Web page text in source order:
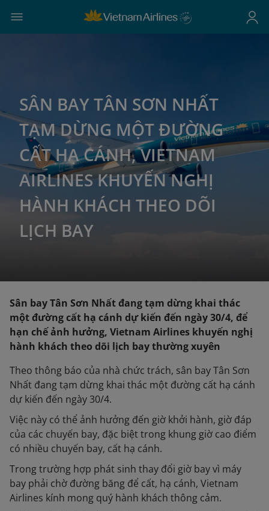
SÂN BAY TÂN SƠN NHẤT
TẠM DỪNG MỘT ĐƯỜNG
CẤT HẠ CÁNH, VIETNAM
AIRLINES KHUYẾN NGHỊ
HÀNH KHÁCH THEO DÕI
LỊCH BAY
Sân bay Tân Sơn Nhất đang tạm dừng khai thác
một đường cất hạ cánh dự kiến đến ngày 30/4, để
hạn chế ảnh hưởng, Vietnam Airlines khuyến nghị
hành khách theo dõi lịch bay thường xuyên
Theo thông báo của nhà chức trách, sân bay Tân Sơn
Nhất đang tạm dừng khai thác một đường cất hạ cánh
dự kiến đến ngày 30/4.
Việc này có thể ảnh hưởng đến giờ khởi hành, giờ đáp
của các chuyến bay, đặc biệt trong khung giờ cao điểm
có nhiều chuyến bay, cất hạ cánh.
Trong trường hợp phát sinh thay đổi giờ bay vì máy
bay phải chờ đường băng để cất, hạ cánh, Vietnam
Airlines kính mong quý hành khách thông cảm.